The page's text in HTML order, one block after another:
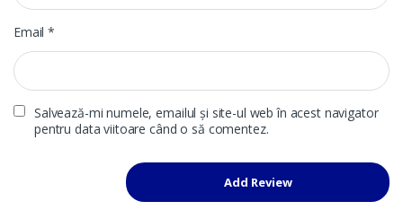
Email*
Salvează-mi numele, emailul și site-ul web în acest navigator
pentru data viitoare când o să comentez.